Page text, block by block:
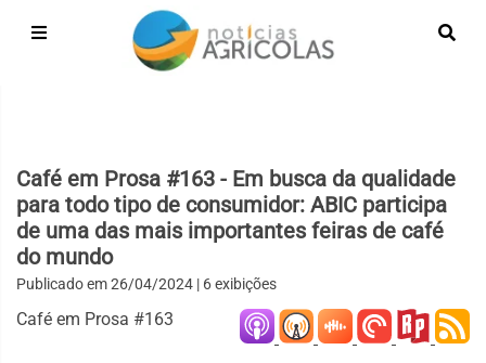
Café em Prosa #163 - Em busca da qualidade
para todo tipo de consumidor: ABIC participa
de uma das mais importantes feiras de café
do mundo
Publicado em26/04/2024 | 6 exibições
Café em Prosa #163